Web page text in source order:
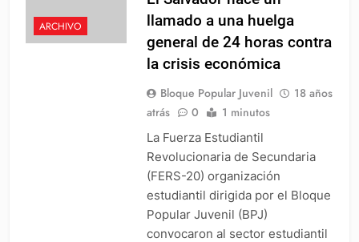
ARCHIVO
llamado a una huelga
general de 24 horas contra
la crisis económica
Bloque Popular Juvenil
18 años
atrás
0 1 minutos
La Fuerza Estudiantil
Revolucionaria de Secundaria
(FERS-20) organización
estudiantil dirigida por el Bloque
Popular Juvenil (BPJ)
convocaron al sector estudiantil